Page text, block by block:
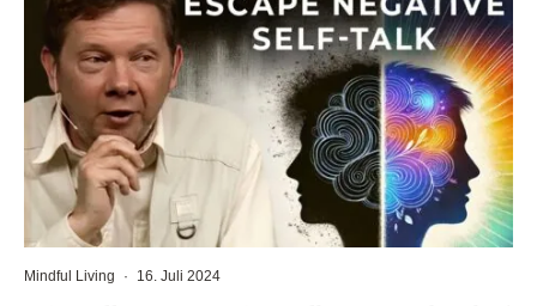
Mindful Living · 16. Juli 2024